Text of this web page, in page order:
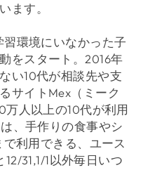
ます。
環境にいなかった子
をスタート。2016年
い10代が相談先や支
サイトMex（ミーク
万人以上の10代が利用
、手作りの食事やシ
利用できる、ユース
31,1/1以外毎日いつ